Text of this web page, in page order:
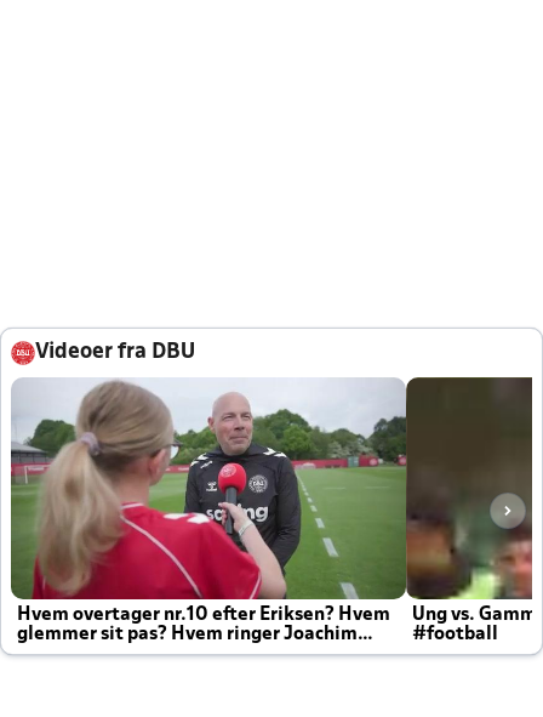
Videoer fra DBU
Hvem overtager nr.10 efter Eriksen? Hvem
glemmer sit pas? Hvem ringer Joachim
altid til efter kampe?
Ung vs.
#football